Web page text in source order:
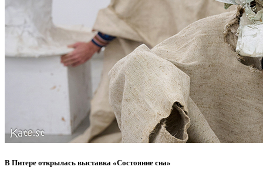
В Питере открылась выставка «Состояние сна»